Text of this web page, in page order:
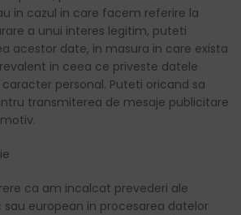
in cazul in care facem referire la
a unui interes legitim, puteti
acestor date, in masura in care exista
in ceea ce priveste datele
personal. Puteti oricand sa
transmiterea de mesaje publicitare
ca am incalcat prevederi ale
european in procesarea datelor